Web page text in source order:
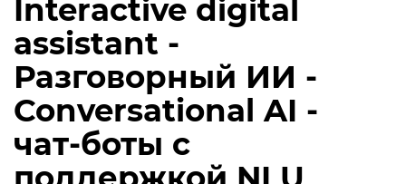
Interactive digital
assistant -
Разговорный ИИ -
Conversational AI -
чат-боты с